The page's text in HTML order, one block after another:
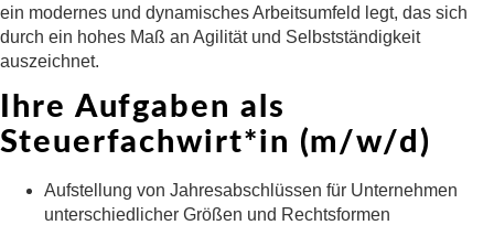
ein modernes und dynamisches Arbeitsumfeld legt, das sich
durch ein hohes Maß an Agilität und Selbstständigkeit
auszeichnet.
Ihre Aufgaben als
Steuerfachwirt*in (m/w/d)
Aufstellung von Jahresabschlüssen für Unternehmen
unterschiedlicher Größen und Rechtsformen